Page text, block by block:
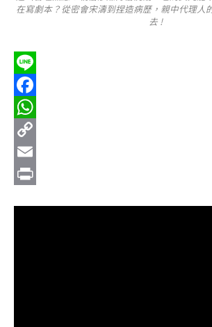
在寫劇本？從密會宋濤到捏造病歷，親中代理人
去 !
Line
Facebook
WhatsApp
Copy
Link
Email